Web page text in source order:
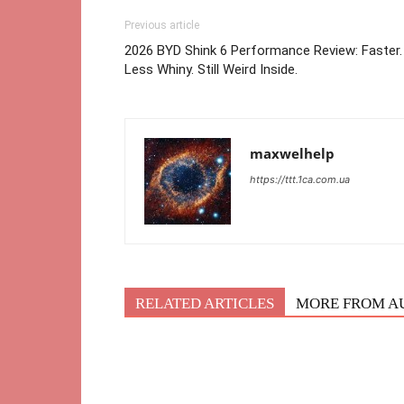
Previous article
2026 BYD Shink 6 Performance Review: Faster.
Less Whiny. Still Weird Inside.
maxwelhelp
https://ttt.1ca.com.ua
RELATED ARTICLES MORE FROM